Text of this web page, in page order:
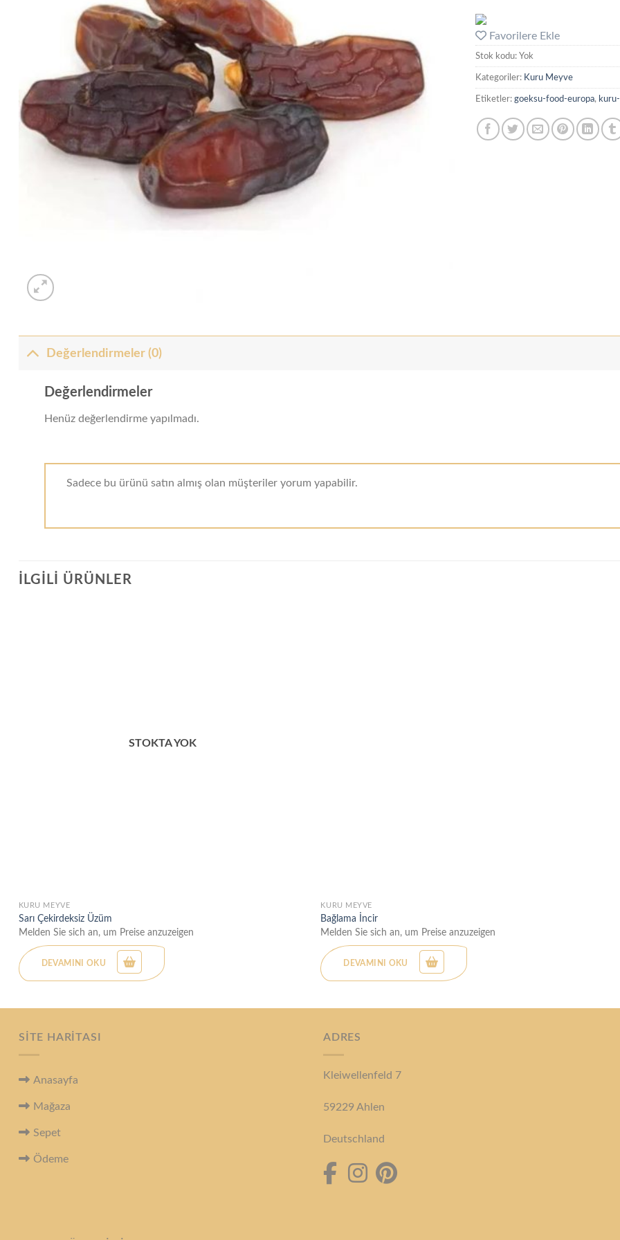
Favorilere Ekle
Stok kodu: Yok
Kategoriler: Kuru Meyve
Etiketler: goeksu-food-europa,
Değerlendirmeler (0)
Değerlendirmeler
Henüz değerlendirme yapılmadı.
Sadece bu ürünü satın almış olan müşteriler yorum yapabilir.
İLGILI ÜRÜNLER
STOKTA YOK
KURU MEYVE
Sarı Çekirdeksiz Üzüm
Melden Sie sich an, um Preise anzuzeigen
DEVAMINI OKU
KURU MEYVE
Bağlama İncir
Melden Sie sich an, um Preise anzuzeigen
DEVAMINI OKU
SITE HARITASI
Anasayfa
Mağaza
Sepet
Ödeme
ADRES
Kleiwellenfeld 7
59229 Ahlen
Deutschland